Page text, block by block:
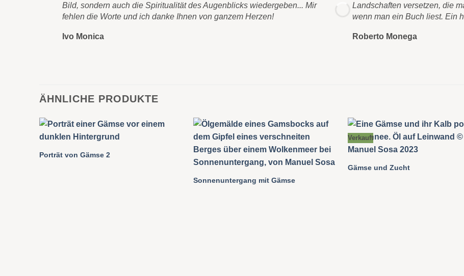
Bild, sondern auch die Spiritualität des Augenblicks wiedergeben... Mir
fehlen die Worte und ich danke Ihnen von ganzem Herzen!
Ivo Monica
Landschaften versetzen, die
wenn man ein Buch liest. Ein
Roberto Monega
ÄHNLICHE PRODUKTE
Porträt von Gämse 2
Sonnenuntergang mit Gämse
Verkauft
Gämse und Zucht